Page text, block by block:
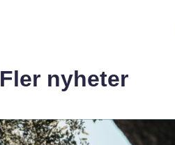
Fler nyheter